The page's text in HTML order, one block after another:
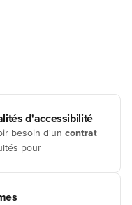
d'accessibilité
besoin d'un contrat
pour